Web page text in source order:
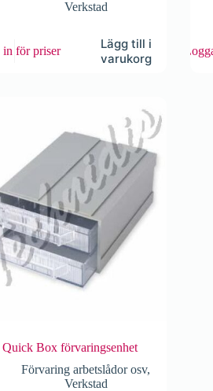
Verkstad
in för priser
Lägg till i
varukorg
Quick Box förvaringsenhet
Förvaring arbetslådor osv,
Verkstad